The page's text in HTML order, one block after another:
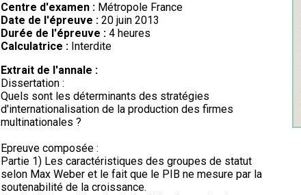
Centre d'examen : Métropole France
Date de l'épreuve : 20 juin 2013
Durée de l'épreuve : 4 heures
Calculatrice : Interdite
Extrait de l'annale :
Dissertation :
Quels sont les déterminants des stratégies
d'internationalisation de la production des firmes
multinationales ?
Epreuve composée :
Partie 1) Les caractéristiques des groupes de statut
selon Max Weber et le fait que le PIB ne mesure par la
soutenabilité de la croissance.